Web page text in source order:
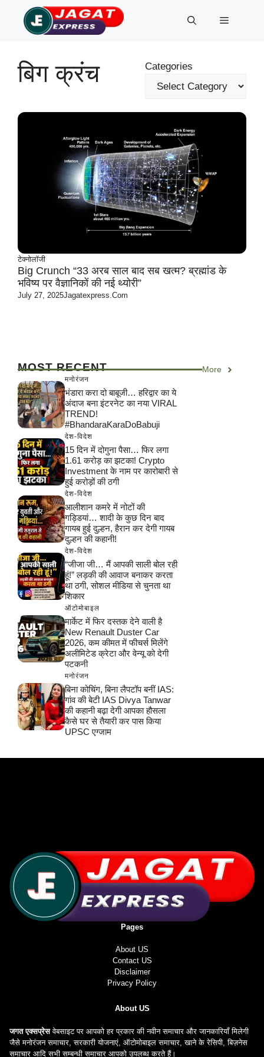
content
Menu
बिग क्रंच Categories
टेक्नोलॉजी
Big Crunch “33 अरब साल बाद सब खत्म? ब्रह्मांड के
भविष्य पर वैज्ञानिकों की नई थ्योरी”
July 27, 2025Jagatexpress.com
MOST RECENT More
मनोरंजन
भंडारा करा दो बाबूजी… हरिद्वार का ये
अंदाज बना इंटरनेट का नया VIRAL
TREND!
#BhandaraKaraDoBabuji
देश-विदेश
15 दिन में दोगुना पैसा… फिर लगा
1.61 करोड़ का झटका! Crypto
Investment के नाम पर कारोबारी से
हुई करोड़ों की ठगी
देश-विदेश
आलीशान कमरे में नोटों की
गड्डियां… शादी के कुछ दिन बाद
गायब हुई दुल्हन, हैरान कर देगी गायब
दुल्हन की कहानी!
देश-विदेश
“जीजा जी… मैं आपकी साली बोल रही
हूं!” लड़की की आवाज बनाकर करता
था ठगी, सोशल मीडिया से चुनता था
शिकार
ऑटोमोबाइल
मार्केट में फिर दस्तक देने वाली है
New Renault Duster Car
2026, कम कीमत में फीचर्स मिलेंगे
अलीमिटेड क्रेटा और वेन्यू को देगी
पटकनी
मनोरंजन
बिना कोचिंग, बिना लैपटॉप बनीं IAS:
गांव की बेटी IAS Divya Tanwar
की कहानी बढ़ा देगी आपका हौसला
कैसे घर से तैयारी कर पास किया
UPSC एग्जाम
Pages
About US
Contact US
Disclaimer
Privacy Policy
About US
जगत एक्सप्रेसवेबसाइट पर आपको हर प्रकार की नवीन समाचार और जानकारियाँ मिलेगी
जैसे मनोरंजन समाचार, सरकारी योजनाएं, ऑटोमोबाइल समाचार, खाने के रेसिपी, बिज़नेस
समाचार आदि सभी सम्बन्धी समाचार आपको उपलब्ध करते हैं।